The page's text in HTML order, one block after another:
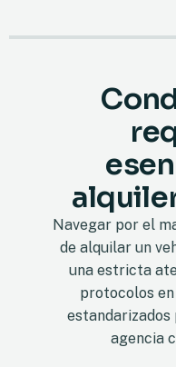
Navegar por el
de alquilar un
una estricta
protocolos
agencia